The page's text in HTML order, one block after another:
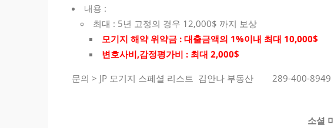
내용 :
최대 : 5년 고정의 경우 12,000$ 까지 보상
모기지 해약 위약금 : 대출금액의 1%이내 최대 10,000$
변호사비,감정평가비 : 최대 2,000$
문의 > JP 모기지 스페셜 리스트 김안나 부동산 289-400-
소셜